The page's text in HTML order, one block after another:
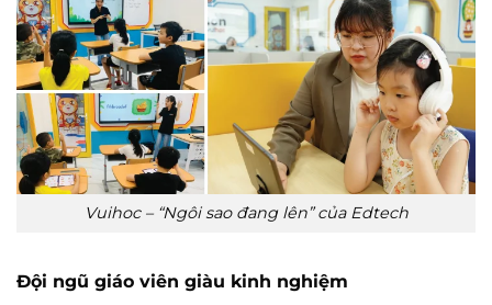
Vuihoc – “Ngôi sao đang lên” của Edtech
Đội ngũ giáo viên giàu kinh nghiệm